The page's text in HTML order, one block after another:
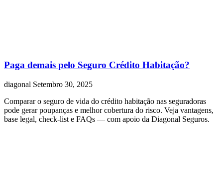
Paga demais pelo Seguro Crédito Habitação?
diagonal Setembro 30, 2025
Comparar o seguro de vida do crédito habitação nas seguradoras
pode gerar poupanças e melhor cobertura do risco. Veja vantagens,
base legal, check-list e FAQs — com apoio da Diagonal Seguros.